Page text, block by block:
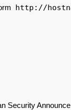
http://
Security